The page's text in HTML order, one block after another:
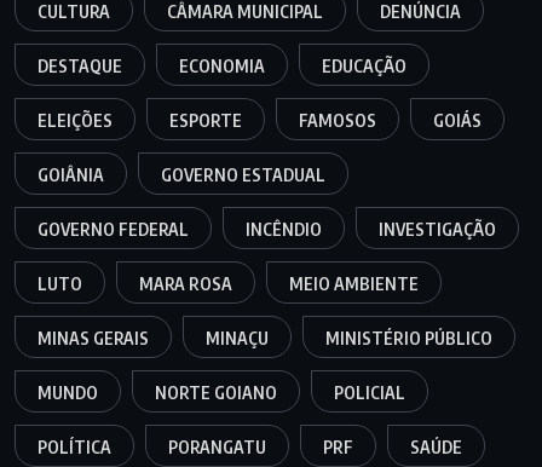
CULTURA CÂMARA MUNICIPAL DENÚNCIA
DESTAQUE ECONOMIA EDUCAÇÃO
ELEIÇÕES ESPORTE FAMOSOS GOIÁS
GOIÂNIA GOVERNO ESTADUAL
GOVERNO FEDERAL INCÊNDIO INVESTIGAÇÃO
LUTO MARA ROSA MEIO AMBIENTE
MINAS GERAIS MINAÇU MINISTÉRIO PÚBLICO
MUNDO NORTE GOIANO POLICIAL
POLÍTICA PORANGATU PRF SAÚDE